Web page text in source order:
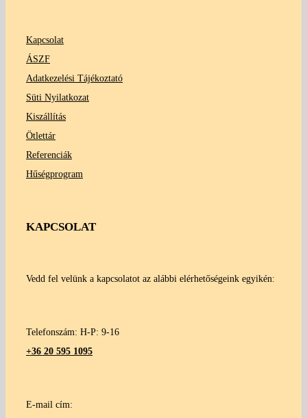
Kapcsolat
ÁSZF
Adatkezelési Tájékoztató
Süti Nyilatkozat
Kiszállítás
Ötlettár
Referenciák
Hűségprogram
KAPCSOLAT
Vedd fel velünk a kapcsolatot az alábbi elérhetőségeink egyikén:
Telefonszám: H-P: 9-16
+36 20 595 1095
E-mail cím: